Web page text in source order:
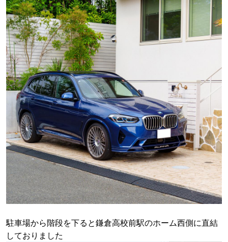
駐車場から階段を下ると鎌倉高校前駅のホーム西側に直結
しておりました